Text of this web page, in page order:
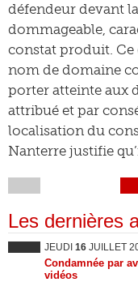
défendeur devant
dommageable,
constat produit. Ce
nom de domaine
porter atteinte aux
attribué et par
localisation du
Nanterre justifie
Les dernières
JEUDI 16 JUILLET
Condamnée par
vidéos